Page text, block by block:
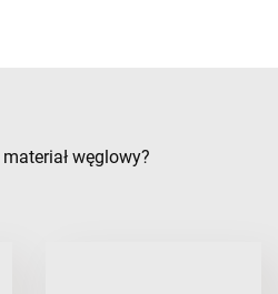
węglowy?